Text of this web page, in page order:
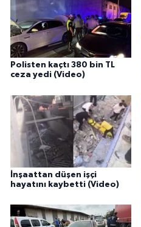
Polisten kaçtı 380 bin TL
ceza yedi (Video)
İnşaattan düşen işçi
hayatını kaybetti (Video)